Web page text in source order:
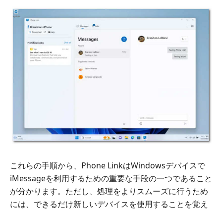
これらの手順から、Phone LinkはWindowsデバイスで
iMessageを利用するための重要な手段の一つであること
が分かります。ただし、処理をよりスムーズに行うため
には、できるだけ新しいデバイスを使用することを覚え